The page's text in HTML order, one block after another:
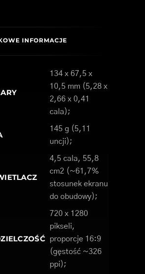
INFORMACJE
134 x 67,5 x
10,5 mm (5,28 x
2,66 x 0,41
cala);
145 g (5,11
uncji);
4,5 cala, 55,8
cm2 (~61,7%
stosunek ekranu
do obudowy);
720 x 1280
pikseli,
proporcje 16:9
(gęstość ~326
ppi);